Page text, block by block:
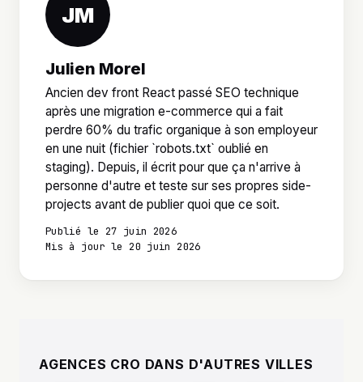
JM
Julien Morel
Ancien dev front React passé SEO technique
après une migration e-commerce qui a fait
perdre 60% du trafic organique à son employeur
en une nuit (fichier `robots.txt` oublié en
staging). Depuis, il écrit pour que ça n'arrive à
personne d'autre et teste sur ses propres side-
projects avant de publier quoi que ce soit.
Publié le 27 juin 2026
Mis à jour le 20 juin 2026
AGENCES CRO DANS D'AUTRES VILLES